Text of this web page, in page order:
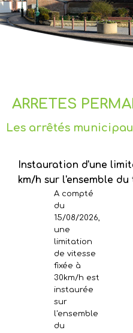
ARRETES
Les arrêtés
Instauration d'une
km/h sur l'ensemble
A compté
du
15/08/2026,
une
limitation
de vitesse
fixée à
30km/h est
instaurée
sur
l'ensemble
du